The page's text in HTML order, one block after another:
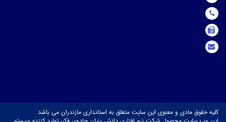
کلیه حقوق مادی و معنوی این سایت متعلق به استانداری مازندران می باشد